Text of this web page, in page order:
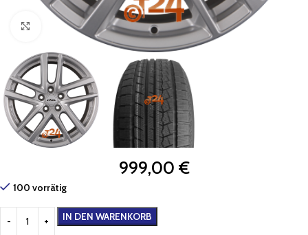
Zum Vergrößern klicken
999,00 €
100 vorrätig
IN DEN WARENKORB